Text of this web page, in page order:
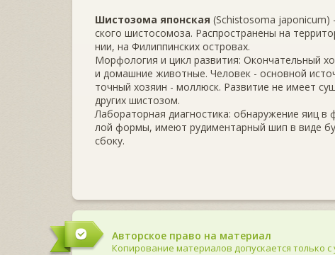
Шистозома японская (Schistosoma japonicum)
ского шистосомоза. Распространены на
нии, на Филиппинских островах.
Морфология и цикл развития: Окончательный
и домашние животные. Человек - основной
точный хозяин - моллюск. Развитие не имеет
других шистозом.
Лабораторная диагностика: обнаружение яиц в
лой формы, имеют рудиментарный шип в виде
сбоку.
Авторское право на материал
Копирование материалов допускается только